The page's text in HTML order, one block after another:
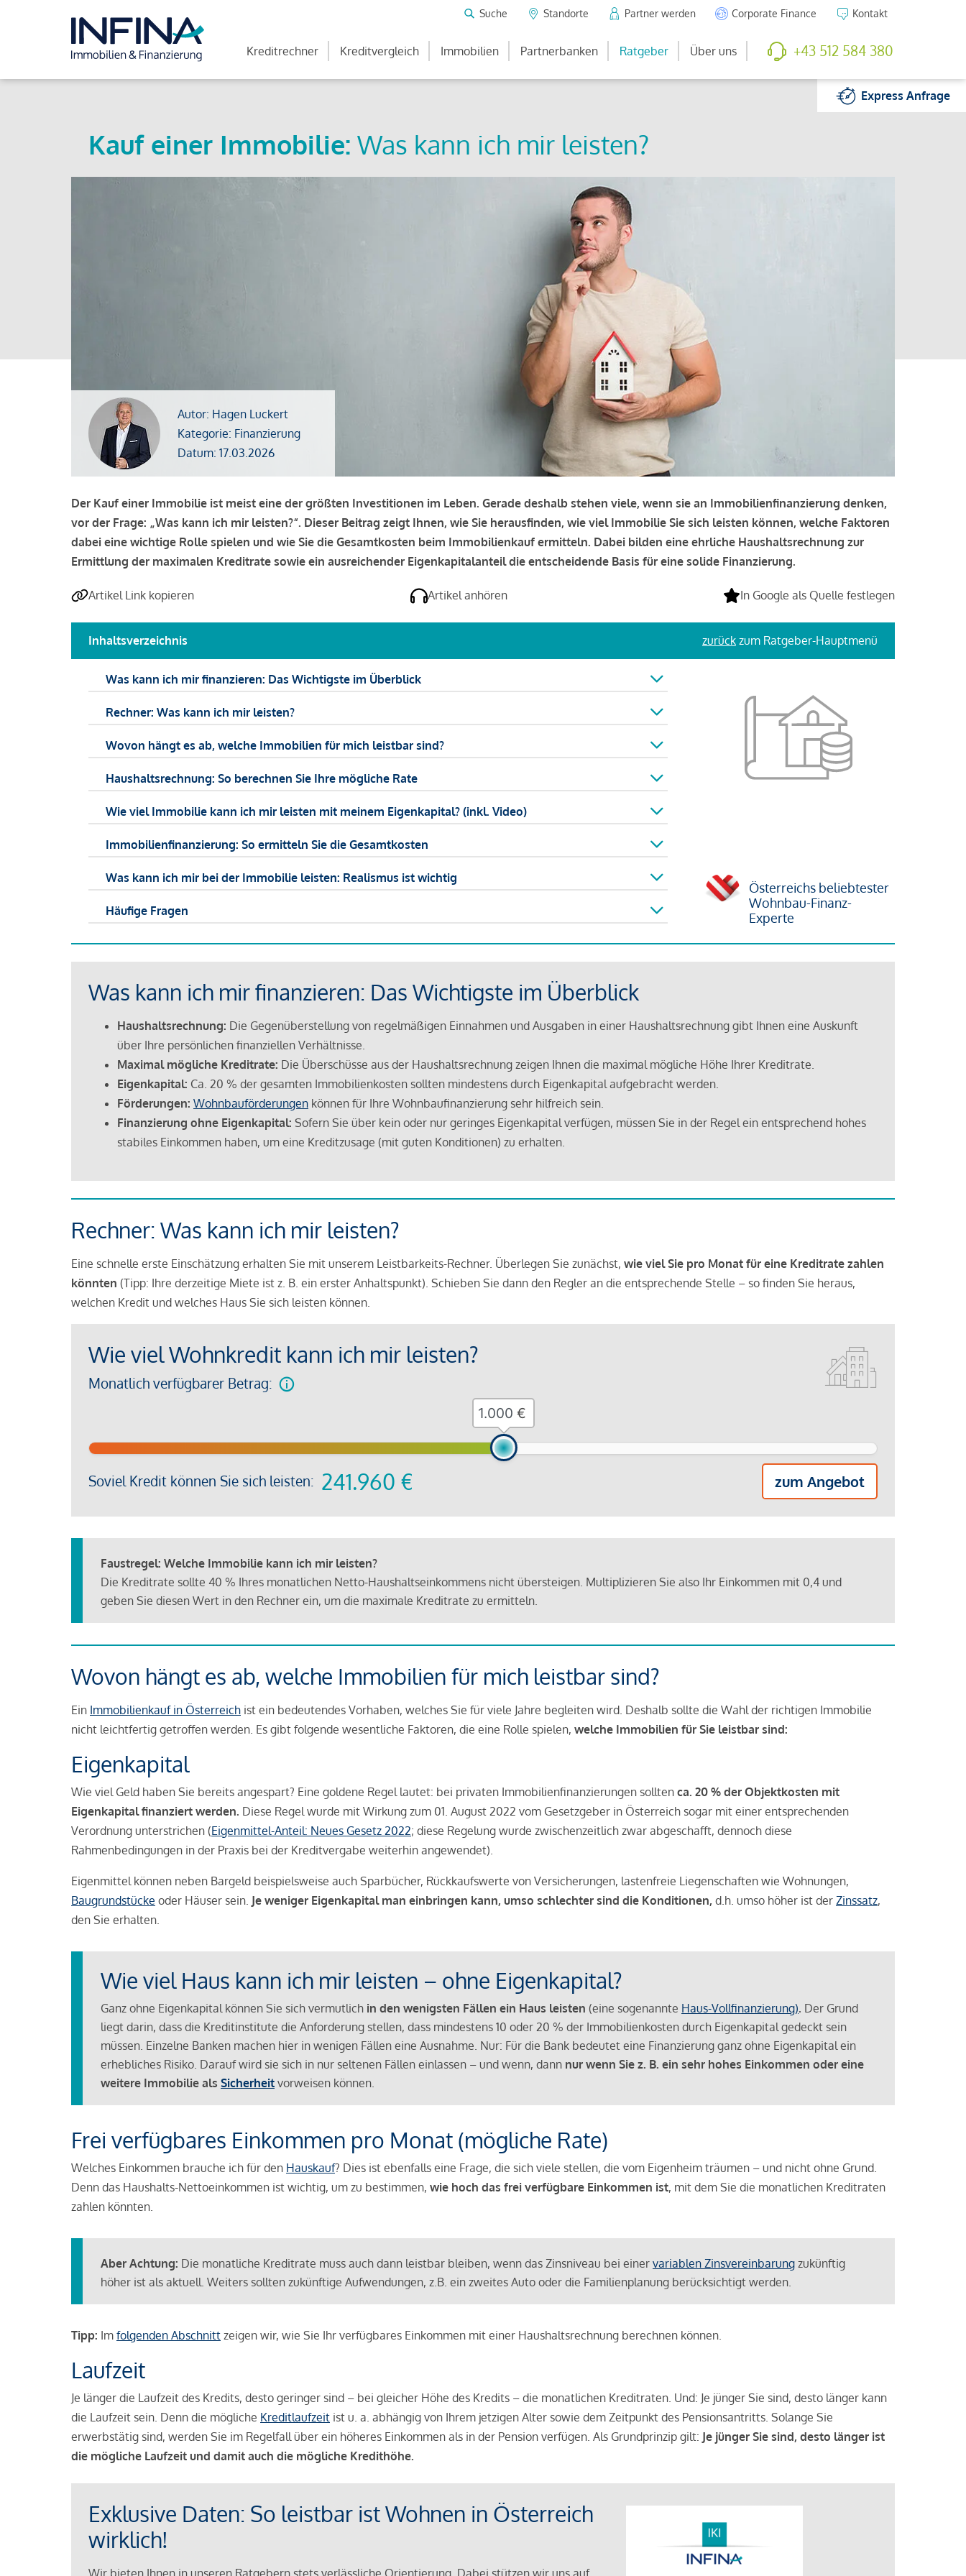
Suche Standorte Partner werden Corporate Finance Kontakt
Kreditrechner Kreditvergleich Immobilien Partnerbanken Ratgeber Über uns +43 512 584 380
ExpressAnfrage
Kauf einer Immobilie: Was kann ich mir leisten?
Autor: Hagen Luckert
Kategorie: Finanzierung
Datum: 17.03.2026
Der Kauf einer Immobilie ist meist eine der größten Investitionen im Leben. Gerade deshalb stehen viele, wenn sie an Immobilienfinanzierung denken,
vor der Frage: „Was kann ich mir leisten?“. Dieser Beitrag zeigt Ihnen, wie Sie herausfinden, wie viel Immobilie Sie sich leisten können, welche Faktoren
dabei eine wichtige Rolle spielen und wie Sie die Gesamtkosten beim Immobilienkauf ermitteln. Dabei bilden eine ehrliche Haushaltsrechnung zur
Ermittlung der maximalen Kreditrate sowie ein ausreichender Eigenkapitalanteil die entscheidende Basis für eine solide Finanzierung.
Artikel Link kopieren Artikel anhören In Google als Quelle festlegen
Inhaltsverzeichnis zurück zum Ratgeber-Hauptmenü
Was kann ich mir finanzieren: Das Wichtigste im Überblick
Rechner: Was kann ich mir leisten?
Wovon hängt es ab, welche Immobilien für mich leistbar sind?
Haushaltsrechnung: So berechnen Sie Ihre mögliche Rate
Wie viel Immobilie kann ich mir leisten mit meinem Eigenkapital? (inkl. Video)
Immobilienfinanzierung: So ermitteln Sie die Gesamtkosten
Was kann ich mir bei der Immobilie leisten: Realismus ist wichtig
Häufige Fragen
Österreichs beliebtester
Wohnbau-Finanz-
Experte
Was kann ich mir finanzieren: Das Wichtigste im Überblick
Haushaltsrechnung: Die Gegenüberstellung von regelmäßigen Einnahmen und Ausgaben in einer Haushaltsrechnung gibt Ihnen eine Auskunft
über Ihre persönlichen finanziellen Verhältnisse.
Maximal mögliche Kreditrate: Die Überschüsse aus der Haushaltsrechnung zeigen Ihnen die maximal mögliche Höhe Ihrer Kreditrate.
Eigenkapital: Ca. 20 % der gesamten Immobilienkosten sollten mindestens durch Eigenkapital aufgebracht werden.
Förderungen: Wohnbauförderungen können für Ihre Wohnbaufinanzierung sehr hilfreich sein.
Finanzierung ohne Eigenkapital: Sofern Sie über kein oder nur geringes Eigenkapital verfügen, müssen Sie in der Regel ein entsprechend hohes
stabiles Einkommen haben, um eine Kreditzusage (mit guten Konditionen) zu erhalten.
Rechner: Was kann ich mir leisten?
Eine schnelle erste Einschätzung erhalten Sie mit unserem Leistbarkeits-Rechner. Überlegen Sie zunächst, wie viel Sie pro Monat für eine Kreditrate zahlen
könnten (Tipp: Ihre derzeitige Miete ist z. B. ein erster Anhaltspunkt). Schieben Sie dann den Regler an die entsprechende Stelle – so finden Sie heraus,
welchen Kredit und welches Haus Sie sich leisten können.
Wie viel Wohnkredit kann ich mir leisten?
Monatlich verfügbarer Betrag:
Soviel Kredit können Sie sich leisten: 241.960 € zum Angebot
€
Faustregel: Welche Immobilie kann ich mir leisten?
Die Kreditrate sollte 40 % Ihres monatlichen Netto-Haushaltseinkommens nicht übersteigen. Multiplizieren Sie also Ihr Einkommen mit 0,4 und
geben Sie diesen Wert in den Rechner ein, um die maximale Kreditrate zu ermitteln.
Wovon hängt es ab, welche Immobilien für mich leistbar sind?
Ein Immobilienkauf in Österreich ist ein bedeutendes Vorhaben, welches Sie für viele Jahre begleiten wird. Deshalb sollte die Wahl der richtigen Immobilie
nicht leichtfertig getroffen werden. Es gibt folgende wesentliche Faktoren, die eine Rolle spielen, welche Immobilien für Sie leistbar sind:
Eigenkapital
Wie viel Geld haben Sie bereits angespart? Eine goldene Regel lautet: bei privaten Immobilienfinanzierungen sollten ca. 20 % der Objektkosten mit
Eigenkapital finanziert werden. Diese Regel wurde mit Wirkung zum 01. August 2022 vom Gesetzgeber in Österreich sogar mit einer entsprechenden
Verordnung unterstrichen (Eigenmittel-Anteil: Neues Gesetz 2022; diese Regelung wurde zwischenzeitlich zwar abgeschafft, dennoch diese
Rahmenbedingungen in der Praxis bei der Kreditvergabe weiterhin angewendet).
Eigenmittel können neben Bargeld beispielsweise auch Sparbücher, Rückkaufswerte von Versicherungen, lastenfreie Liegenschaften wie Wohnungen,
Baugrundstücke oder Häuser sein. Je weniger Eigenkapital man einbringen kann, umso schlechter sind die Konditionen, d.h. umso höher ist der Zinssatz,
den Sie erhalten.
Wie viel Haus kann ich mir leisten – ohne Eigenkapital?
Ganz ohne Eigenkapital können Sie sich vermutlich in den wenigsten Fällen ein Haus leisten (eine sogenannte Haus-Vollfinanzierung). Der Grund
liegt darin, dass die Kreditinstitute die Anforderung stellen, dass mindestens 10 oder 20 % der Immobilienkosten durch Eigenkapital gedeckt sein
müssen. Einzelne Banken machen hier in wenigen Fällen eine Ausnahme. Nur: Für die Bank bedeutet eine Finanzierung ganz ohne Eigenkapital ein
erhebliches Risiko. Darauf wird sie sich in nur seltenen Fällen einlassen – und wenn, dann nur wenn Sie z. B. ein sehr hohes Einkommen oder eine
weitere Immobilie als Sicherheit vorweisen können.
Frei verfügbares Einkommen pro Monat (mögliche Rate)
Welches Einkommen brauche ich für den Hauskauf? Dies ist ebenfalls eine Frage, die sich viele stellen, die vom Eigenheim träumen – und nicht ohne Grund.
Denn das Haushalts-Nettoeinkommen ist wichtig, um zu bestimmen, wie hoch das frei verfügbare Einkommen ist, mit dem Sie die monatlichen Kreditraten
zahlen könnten.
Aber Achtung: Die monatliche Kreditrate muss auch dann leistbar bleiben, wenn das Zinsniveau bei einer variablen Zinsvereinbarung zukünftig
höher ist als aktuell. Weiters sollten zukünftige Aufwendungen, z.B. ein zweites Auto oder die Familienplanung berücksichtigt werden.
Tipp: Im folgenden Abschnitt zeigen wir, wie Sie Ihr verfügbares Einkommen mit einer Haushaltsrechnung berechnen können.
Laufzeit
Je länger die Laufzeit des Kredits, desto geringer sind – bei gleicher Höhe des Kredits – die monatlichen Kreditraten. Und: Je jünger Sie sind, desto länger kann
die Laufzeit sein. Denn die mögliche Kreditlaufzeit ist u. a. abhängig von Ihrem jetzigen Alter sowie dem Zeitpunkt des Pensionsantritts. Solange Sie
erwerbstätig sind, werden Sie im Regelfall über ein höheres Einkommen als in der Pension verfügen. Als Grundprinzip gilt: Je jünger Sie sind, desto länger ist
die mögliche Laufzeit und damit auch die mögliche Kredithöhe.
Exklusive Daten: So leistbar ist Wohnen in Österreich
wirklich!